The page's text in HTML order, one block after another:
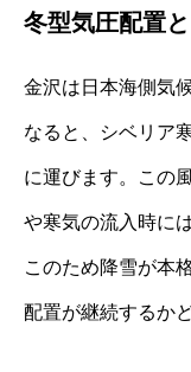
冬型気圧配置
金沢は日本海側気
なると、シベリア
に運びます。この
や寒気の流入時に
このため降雪が本
配置が継続するか